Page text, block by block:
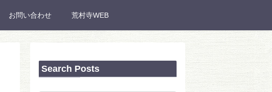
お問い合わせ 荒村寺WEB
Search Posts